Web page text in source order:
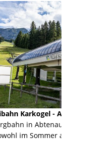
- Salzburg
ist eine Kombibahn
auch im Winter in